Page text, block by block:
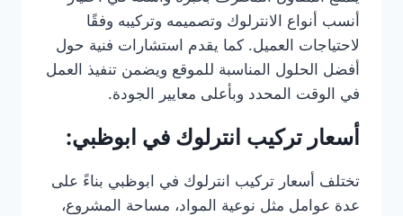
أنسب أنواع الانترلوك وتصميمه وتركيبه وفقًا
لاحتياجات العميل. كما يقدم استشارات فنية حول
أفضل الحلول المناسبة للموقع ويضمن تنفيذ العمل
في الوقت المحدد وبأعلى معايير الجودة.
أسعار تركيب انترلوك في ابوظبي:
تختلف أسعار تركيب انترلوك في ابوظبي بناءً على
عدة عوامل مثل نوعية المواد، مساحة المشروع،